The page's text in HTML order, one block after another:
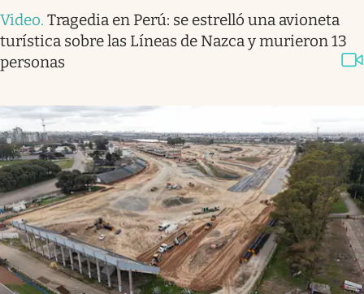
Video. Tragedia en Perú: se estrelló una avioneta
turística sobre las Líneas de Nazca y murieron 13
personas